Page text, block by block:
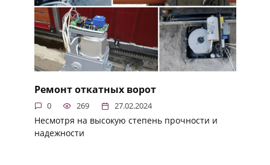
Ремонт откатных ворот
0 269 27.02.2024
Несмотря на высокую степень прочности и
надежности